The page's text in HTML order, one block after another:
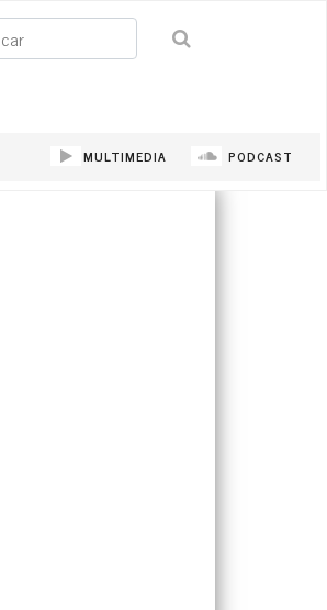
MULTIMEDIA PODCAST